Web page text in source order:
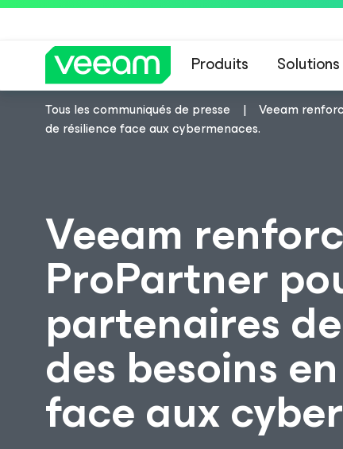
Produits Solutions
Tous les communiqués de presse
Veeam
de résilience face aux cybermenaces.
Veeam
ProPartner
partenaires
des besoins
face aux